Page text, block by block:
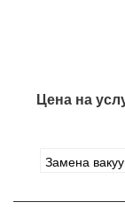
Цена на
Замена